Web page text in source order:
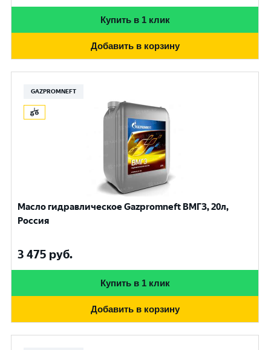
Купить в 1 клик
Добавить в корзину
GAZPROMNEFT
Масло гидравлическое Gazpromneft ВМГЗ, 20л,
Россия
3 475 руб.
Купить в 1 клик
Добавить в корзину